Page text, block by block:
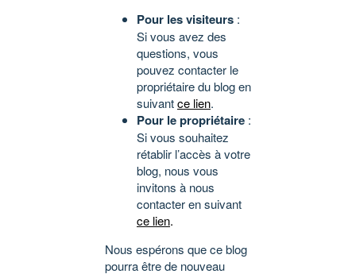
Pour les visiteurs :
Si vous avez des
questions, vous
pouvez contacter le
propriétaire du blog en
suivantce lien.
Pour le propriétaire :
Si vous souhaitez
rétablir l’accès à votre
blog, nous vous
invitons à nous
contacter en suivant
ce lien.
Nous espérons que ce blog
pourra être de nouveau